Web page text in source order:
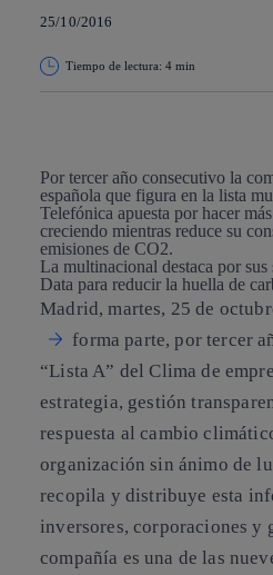
25/10/2016
Tiempo de lectura: 4 min
Por tercer año consecutivo la
española que figura en la lista
Telefónica apuesta por hacer
creciendo mientras reduce su
emisiones de CO2.
La multinacional destaca por
Data para reducir la huella de
Madrid, martes, 25 de
forma parte, por tercer
“Lista A” del Clima de
estrategia, gestión
respuesta al cambio
organización sin ánimo de
recopila y distribuye esta
inversores, corporaciones y
compañía es una de las